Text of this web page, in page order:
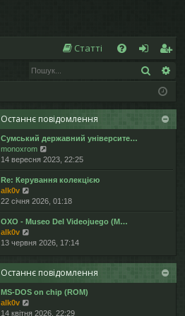
Статті
о
а
хі
еє
ст
р
Пошук
Останнє повідомлення
Сумський державний університе…
monoxrom
е
р
е
л
я
н
т
о
с
т
а
14 вересня 2023, 22:25
Re: Керування колекцією
alk0v
е
р
е
л
н
у
т
и
22 січня 2026, 01:18
OXO - Museo Del Videojuego (М…
alk0v
е
е
г
л
я
13 червня 2026, 17:14
Останнє повідомлення
MS-DOS on chip (ROM)
alk0v
е
14 квітня 2026, 22:29